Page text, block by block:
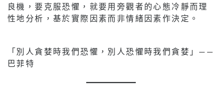
良機，要克服恐懼，就要用旁觀者的心態冷靜而理
性地分析，基於實際因素而非情緒因素作決定。
「別人貪婪時我們恐懼，別人恐懼時我們貪婪」——
巴菲特